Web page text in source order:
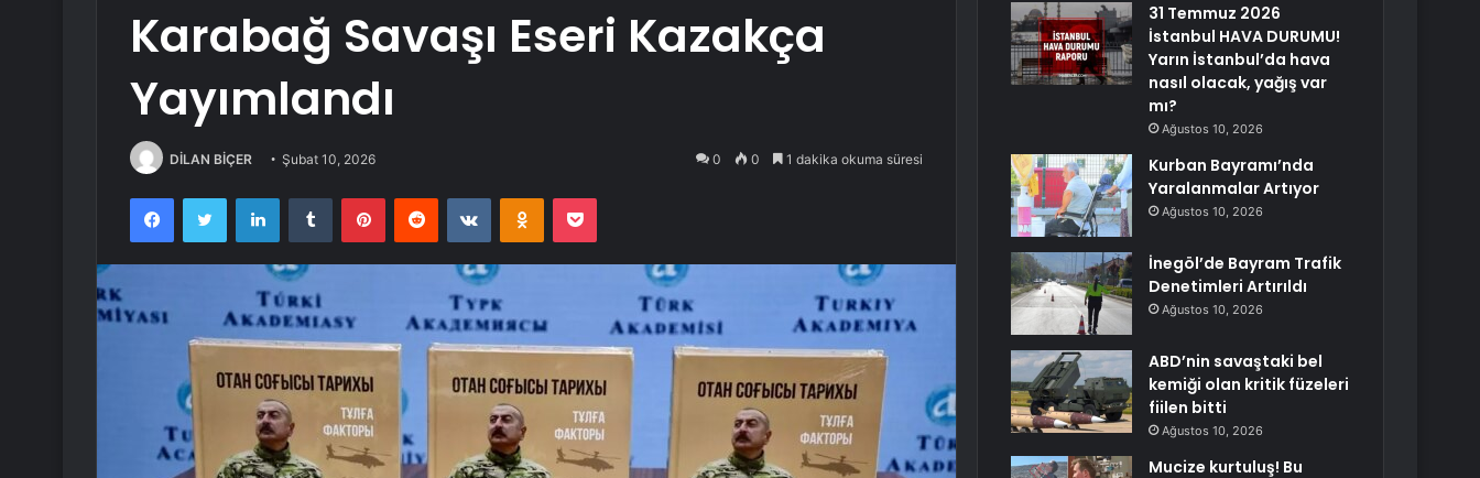
Karabağ Savaşı Eseri Kazakça
Yayımlandı
DİLAN BİÇER Şubat 10, 2026 0 0 1 dakika okuma süresi
FacebookTwitter LinkedInTumblr PinterestReddit VKontakteOdnoklassniki
Pocket
31 Temmuz 2026
İstanbul HAVA DURUMU!
Yarın İstanbul’da hava
nasıl olacak, yağış var
mı?
Ağustos 10, 2026
Kurban Bayramı’nda
Yaralanmalar Artıyor
Ağustos 10, 2026
İnegöl’de Bayram Trafik
Denetimleri Artırıldı
Ağustos 10, 2026
ABD’nin savaştaki bel
kemiği olan kritik füzeleri
fiilen bitti
Ağustos 10, 2026
Mucize kurtuluş! Bu